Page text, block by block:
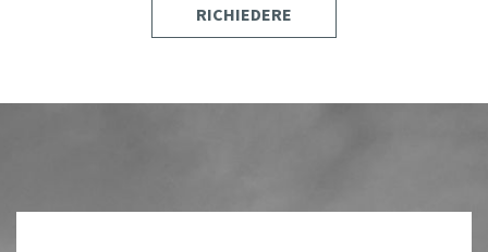
RICHIEDERE